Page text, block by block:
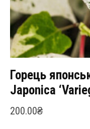
Горець
Japonica
200.00₴